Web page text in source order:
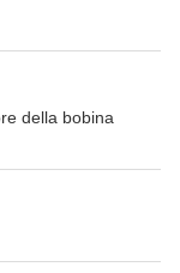
della bobina